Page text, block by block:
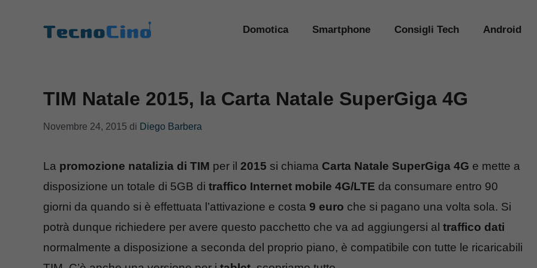
Domotica Smartphone Consigli Tech Android
TIM Natale 2015, la Carta Natale SuperGiga 4G
Novembre 24, 2015 di Diego Barbera
La promozione natalizia di TIM per il 2015 si chiama Carta Natale SuperGiga 4G e mette a
disposizione un totale di 5GB di traffico Internet mobile 4G/LTE da consumare entro 90
giorni da quando si è effettuata l’attivazione e costa 9 euro che si pagano una volta sola. Si
potrà dunque richiedere per avere questo pacchetto che va ad aggiungersi al traffico dati
normalmente a disposizione a seconda del proprio piano, è compatibile con tutte le ricaricabili